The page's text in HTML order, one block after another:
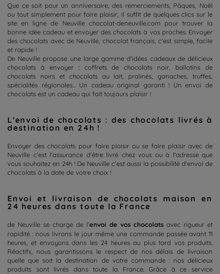
Que ce soit pour un anniversaire, des remerciements, Pâques, Noël
ou tout simplement pour faire plaisir, il suffit de quelques clics sur le
site en ligne de Neuville chocolat-deneuville.com pour trouver la
bonne idée cadeau et envoyer des chocolats à vos proches. Envoyer
des chocolats avec de Neuville, chocolat français, c'est simple, facile
et rapide !
De Neuville propose une large gamme d'idées cadeaux de délicieux
chocolats à envoyer : coffrets de chocolats noir, ballotins de
chocolats noirs et chocolats au lait, pralinés, ganaches, truffes,
spécialités régionales... Un cadeau original garanti ! Un envoi de
chocolats est un cadeau qui fait toujours plaisir !
L'envoi de chocolats : des chocolats livrés à
destination en 24h !
Envoyer des chocolats pour faire plaisir ou se faire plaisir avec de
Neuville c'est l'assurance d'être livré chez vous ou à l'adresse que
vous souhaitez en 24h ! De Neuville c'est aussi la possibilité d'envoi de
chocolats à la date de votre choix !
Envoi et livraison de chocolats maison en
24 heures dans toute la France
de Neuville se charge de l’envoi de vos chocolatsavec rigueur et
rapidité : nous livrons le jour même une commande passée avant 11
heures, et envoyons dans les 24 heures au plus tard vos produits.
Réactifs, nous garantissons le respect de nos délais de livraison
quelle que soit la destination de votre commande : nos délicieux
produits sont livrés dans toute la France. Grâce à ce service